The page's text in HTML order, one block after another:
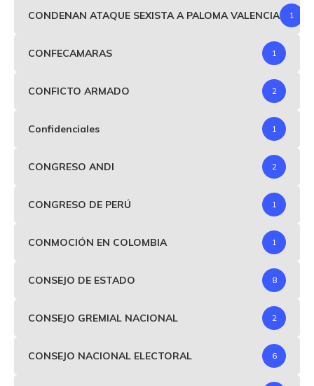
CONDENAN ATAQUE SEXISTA A PALOMA VALENCIA 1
CONFECAMARAS 1
CONFICTO ARMADO 2
Confidenciales 1
CONGRESO ANDI 2
CONGRESO DE PERÚ 1
CONMOCIÓN EN COLOMBIA 1
CONSEJO DE ESTADO 8
CONSEJO GREMIAL NACIONAL 2
CONSEJO NACIONAL ELECTORAL 6